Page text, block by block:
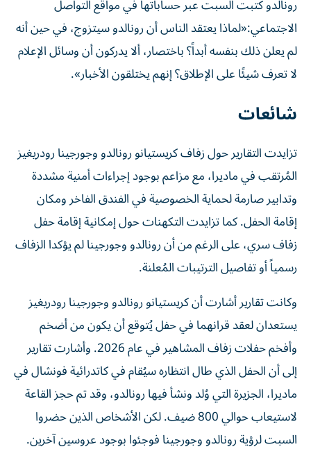
رونالدو كتبت السبت عبر حساباتها في مواقع التواصل
الاجتماعي:«لماذا يعتقد الناس أن رونالدو سيتزوج، في حين أنه
لم يعلن ذلك بنفسه أبداً؟ باختصار، ألا يدركون أن وسائل الإعلام
لا تعرف شيئًا على الإطلاق؟ إنهم يختلقون الأخبار».
شائعات
تزايدت التقارير حول زفاف كريستيانو رونالدو وجورجينا رودريغيز
المُرتقب في ماديرا، مع مزاعم بوجود إجراءات أمنية مشددة
وتدابير صارمة لحماية الخصوصية في الفندق الفاخر ومكان
إقامة الحفل. كما تزايدت التكهنات حول إمكانية إقامة حفل
زفاف سري، على الرغم من أن رونالدو وجورجينا لم يؤكدا الزفاف
رسمياً أو تفاصيل الترتيبات المُعلنة.
وكانت تقارير أشارت أن كريستيانو رونالدو وجورجينا رودريغيز
يستعدان لعقد قرانهما في حفل يُتوقع أن يكون من أضخم
وأفخم حفلات زفاف المشاهير في عام 2026. وأشارت تقارير
إلى أن الحفل الذي طال انتظاره سيُقام في كاتدرائية فونشال في
ماديرا، الجزيرة التي وُلد ونشأ فيها رونالدو، وقد تم حجز القاعة
لاستيعاب حوالي 800 ضيف. لكن الأشخاص الذين حضروا
السبت لرؤية رونالدو وجورجينا فوجئوا بوجود عروسين آخرين.